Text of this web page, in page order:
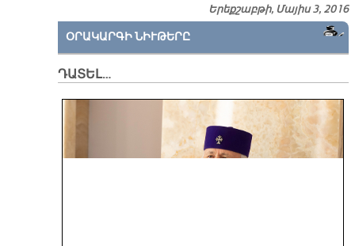
Երեքշաբթի, Մայիս 3, 2016
ՕՐԱԿԱՐԳԻ ՆԻՒԹԵՐԸ
ԴԱՏԵԼ…